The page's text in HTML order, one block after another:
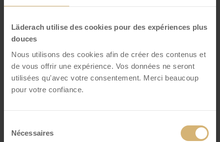
Läderach utilise des cookies pour des expériences plus
douces
Nous utilisons des cookies afin de créer des contenus et
de vous offrir une expérience. Vos données ne seront
utilisées qu'avec votre consentement. Merci beaucoup
pour votre confiance.
Nécessaires
Florentin Lait